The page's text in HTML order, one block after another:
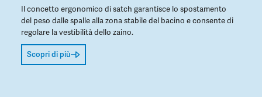
Il concetto ergonomico di satch garantisce lo spostamento
del peso dalle spalle alla zona stabile del bacino e consente di
regolare la vestibilità dello zaino.
Scopri di più